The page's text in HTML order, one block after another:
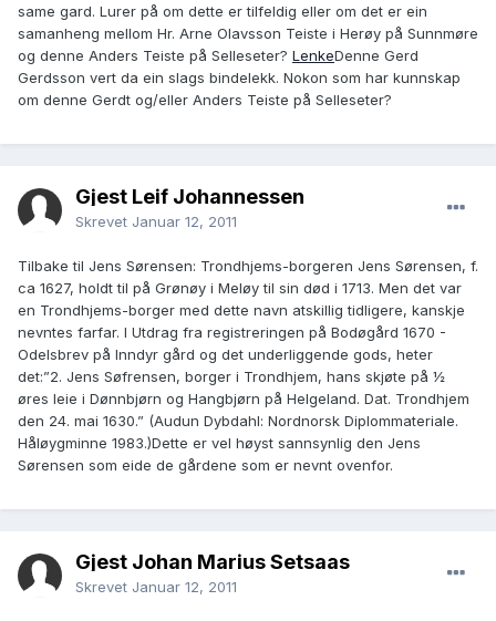
same gard. Lurer på om dette er tilfeldig eller om det er ein
samanheng mellom Hr. Arne Olavsson Teiste i Herøy på Sunnmøre
og denne Anders Teiste på Selleseter? LenkeDenne Gerd
Gerdsson vert da ein slags bindelekk. Nokon som har kunnskap
om denne Gerdt og/eller Anders Teiste på Selleseter?
Gjest Leif Johannessen
Skrevet Januar 12, 2011
Tilbake til Jens Sørensen: Trondhjems-borgeren Jens Sørensen, f.
ca 1627, holdt til på Grønøy i Meløy til sin død i 1713. Men det var
en Trondhjems-borger med dette navn atskillig tidligere, kanskje
nevntes farfar. I Utdrag fra registreringen på Bodøgård 1670 -
Odelsbrev på Inndyr gård og det underliggende gods, heter
det:”2. Jens Søfrensen, borger i Trondhjem, hans skjøte på ½
øres leie i Dønnbjørn og Hangbjørn på Helgeland. Dat. Trondhjem
den 24. mai 1630.” (Audun Dybdahl: Nordnorsk Diplommateriale.
Håløygminne 1983.)Dette er vel høyst sannsynlig den Jens
Sørensen som eide de gårdene som er nevnt ovenfor.
Gjest Johan Marius Setsaas
Skrevet Januar 12, 2011